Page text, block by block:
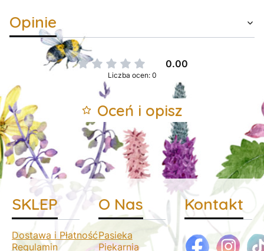
Opinie
0.00
Liczba ocen: 0
Oceń i opisz
SKLEP
Dostawa i Płatność
Regulamin
O Nas
Pasieka
Piekarnia
Kontakt